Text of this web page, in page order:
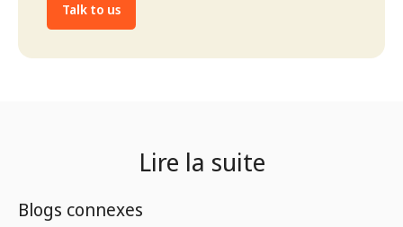
Talk to us
Lire la suite
Blogs connexes